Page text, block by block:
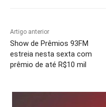
Artigo anterior
Show de Prêmios 93FM
estreia nesta sexta com
prêmio de até R$10 mil